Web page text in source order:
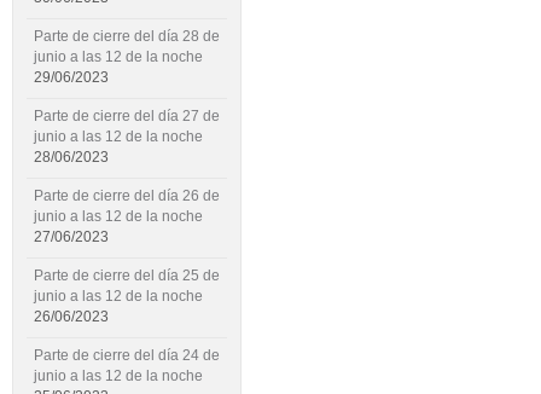
Parte de cierre del día 28 de
junio a las 12 de la noche
29/06/2023
Parte de cierre del día 27 de
junio a las 12 de la noche
28/06/2023
Parte de cierre del día 26 de
junio a las 12 de la noche
27/06/2023
Parte de cierre del día 25 de
junio a las 12 de la noche
26/06/2023
Parte de cierre del día 24 de
junio a las 12 de la noche